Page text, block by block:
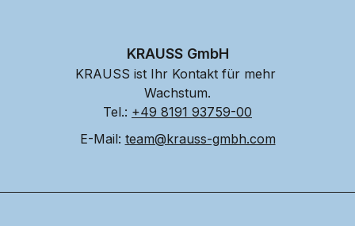
KRAUSS GmbH
KRAUSS ist Ihr Kontakt für mehr
Wachstum.
Tel.: +49 8191 93759-00
E-Mail: team@krauss-gmbh.com